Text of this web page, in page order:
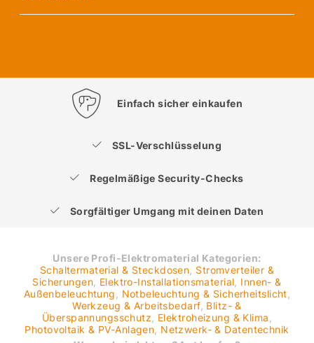
Einfach sicher einkaufen
SSL-Verschlüsselung
Regelmäßige Security-Checks
Sorgfältiger Umgang mit deinen Daten
Unsere Profi-Elektromaterial Kategorien:
Schaltermaterial & Steckdosen Stromverteiler &
Sicherungen Elektro-Installationsmaterial Innen- &
Außenbeleuchtung
Notbeleuchtung & Sicherheitslicht
Werkzeug & Arbeitsbedarf, Blitz- &
Überspannungsschutz
Elektroheizung & Klima
Photovoltaik & PV-Anlagen Netzwerk- & Datentechnik